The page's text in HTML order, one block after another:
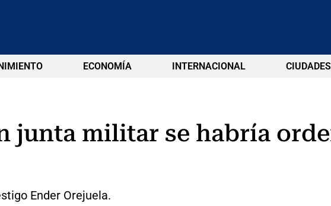
ECONOMÍA INTERNACIONAL CIUDADES
junta militar se habría
Ender Orejuela.